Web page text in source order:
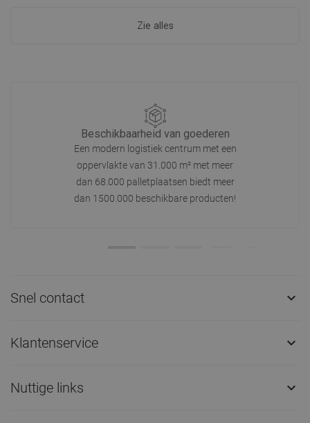
Zie alles
Beschikbaarheid van goederen
Een modern logistiek centrum met een
oppervlakte van 31.000 m² met meer
dan 68.000 palletplaatsen biedt meer
dan 1500.000 beschikbare producten!
Snel contact 
Klantenservice 
Nuttige links 